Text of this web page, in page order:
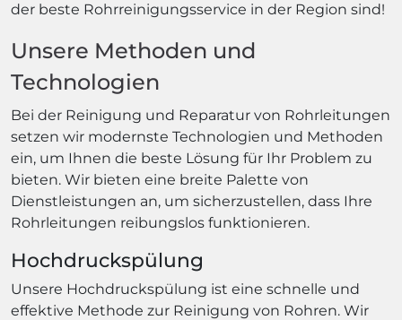
der beste Rohrreinigungsservice in der Region sind!
Unsere Methoden und
Technologien
Bei der Reinigung und Reparatur von Rohrleitungen
setzen wir modernste Technologien und Methoden
ein, um Ihnen die beste Lösung für Ihr Problem zu
bieten. Wir bieten eine breite Palette von
Dienstleistungen an, um sicherzustellen, dass Ihre
Rohrleitungen reibungslos funktionieren.
Hochdruckspülung
Unsere Hochdruckspülung ist eine schnelle und
effektive Methode zur Reinigung von Rohren. Wir